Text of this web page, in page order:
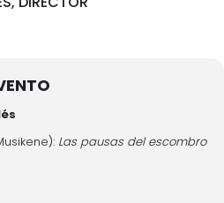
Las pausas del escombro